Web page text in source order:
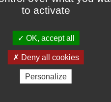
to activate
OK, accept all
Deny all cookies
Personalize